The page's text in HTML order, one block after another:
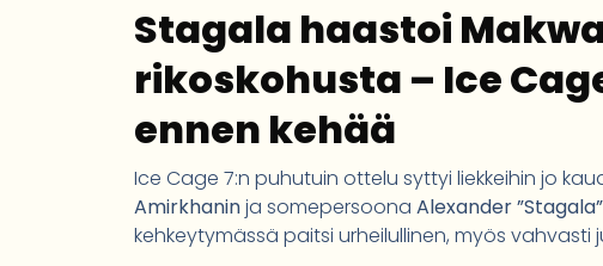
Stagala haastoi
rikoskohusta – Ice
ennen kehää
Ice Cage 7:n puhutuin ottelu syttyi liekkeihin jo
Amirkhaninja somepersoona Alexander
kehkeytymässä paitsi urheilullinen, myös